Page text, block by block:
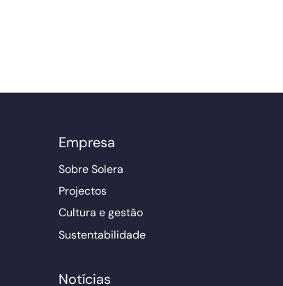
Empresa
Sobre Solera
Projectos
Cultura e gestão
Sustentabilidade
Notícias